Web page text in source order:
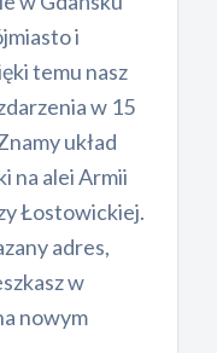
i
temu nasz
w 15
układ
na alei Armii
Łostowickiej.
adres,
w
nowym